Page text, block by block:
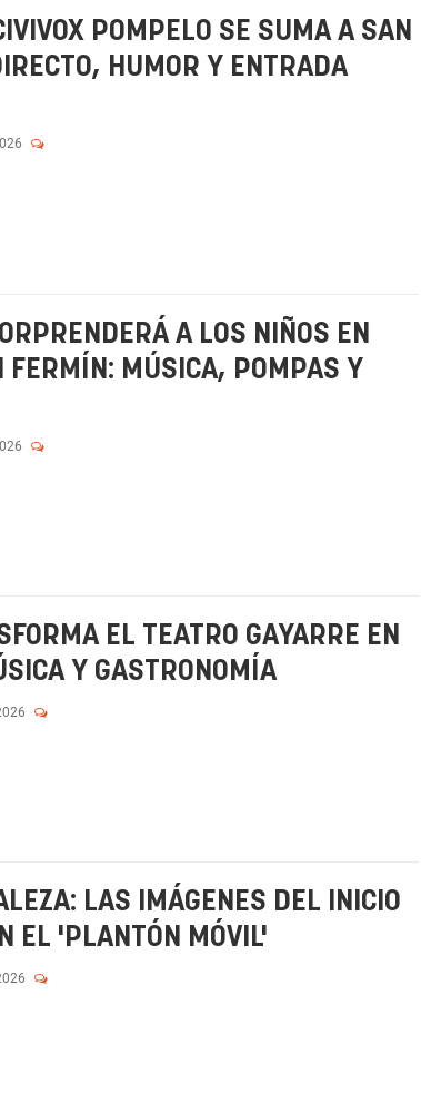
POMPELO SE SUMA A SAN
HUMOR Y ENTRADA
A LOS NIÑOS EN
FERMÍN: MÚSICA, POMPAS Y
EL TEATRO GAYARRE EN
Y GASTRONOMÍA
LAS IMÁGENES DEL INICIO
EL 'PLANTÓN MÓVIL'